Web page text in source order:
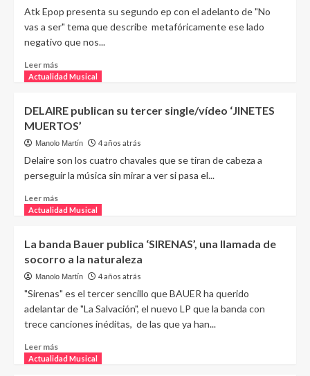
Atk Epop presenta su segundo ep con el adelanto de "No
vas a ser" tema que describe metafóricamente ese lado
negativo que nos...
Leer más
Actualidad Musical
DELAIRE publican su tercer single/vídeo ‘JINETES
MUERTOS’
Manolo Martín 4 años atrás
Delaire son los cuatro chavales que se tiran de cabeza a
perseguir la música sin mirar a ver si pasa el...
Leer más
Actualidad Musical
La banda Bauer publica ‘SIRENAS’, una llamada de
socorro a la naturaleza
Manolo Martín 4 años atrás
"Sirenas" es el tercer sencillo que BAUER ha querido
adelantar de "La Salvación", el nuevo LP que la banda con
trece canciones inéditas, de las que ya han...
Leer más
Actualidad Musical